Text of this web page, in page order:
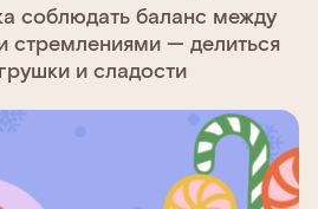
соблюдать баланс между
стремлениями — делиться
и сладости